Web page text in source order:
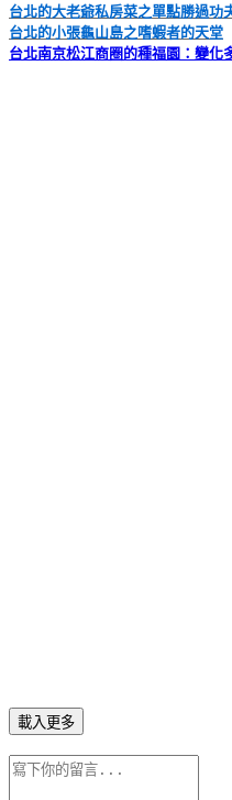
台北的大老爺私房菜之單點勝過功
台北的小張龜山島之嗜蝦者的天堂
台北南京松江商圈的種福園：變化
載入更多